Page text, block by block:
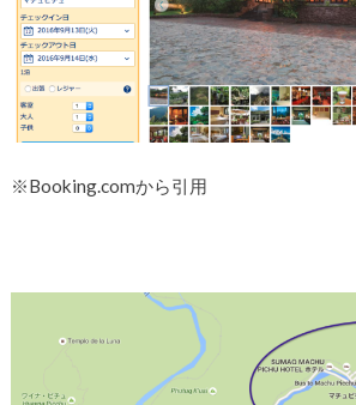
※Booking.comから引用